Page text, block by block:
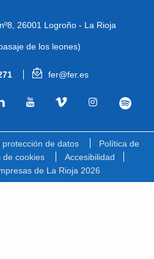
26001 Logroño - La Rioja
de los leones)
fer@fer.es
protección de datos
Política de
de cookies
Accesibilidad
de La Rioja 2026